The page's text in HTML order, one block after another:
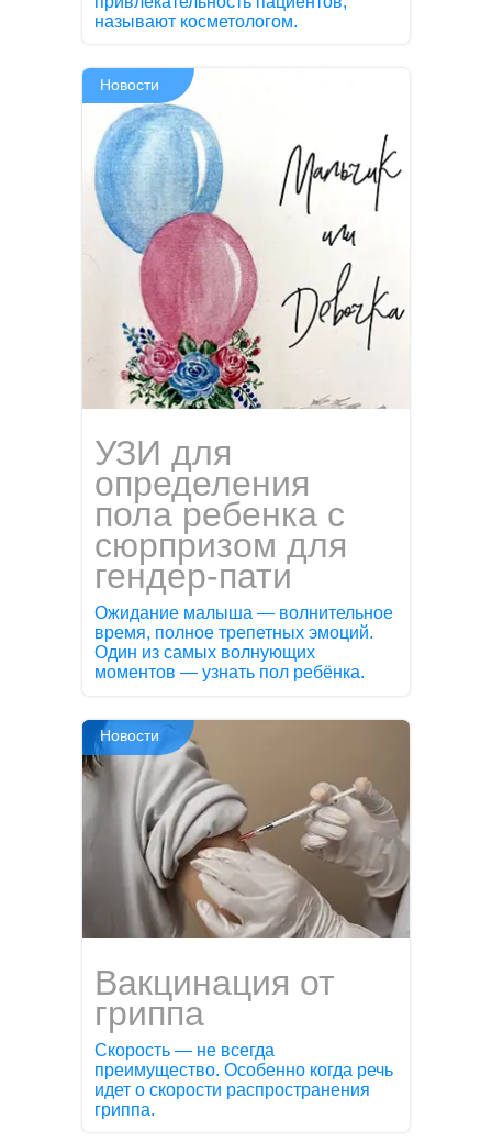
называют косметологом.
УЗИ для
определения
пола ребенка с
сюрпризом для
гендер-пати
Ожидание малыша — волнительное
время, полное трепетных эмоций.
Один из самых волнующих
моментов — узнать пол ребёнка.
Новости
Вакцинация от
гриппа
Скорость — не всегда
преимущество. Особенно когда речь
идет о скорости распространения
гриппа.
Новости